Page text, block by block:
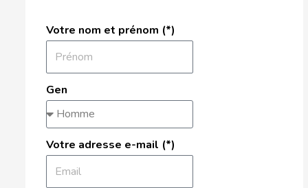
Votre nom et prénom (*)
Gen
Votre adresse e-mail (*)